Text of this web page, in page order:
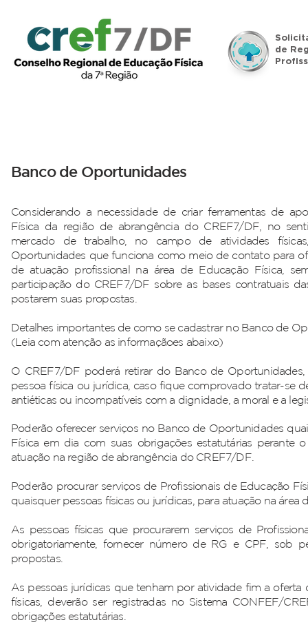
de
Banco de Oportunidades
Considerando a necessidade de criar ferramentas de
Física da região de abrangência do CREF7/DF, no
mercado de trabalho, no campo de atividades
Oportunidades que funciona como meio de contato para
de atuação profissional na área de Educação Física,
participação do CREF7/DF sobre as bases contratuais
postarem suas propostas.
Detalhes importantes de como se cadastrar no Banco de
(Leia com atenção as informaçãoes abaixo)
O CREF7/DF poderá retirar do Banco de
pessoa física ou jurídica, caso fique comprovado tratar-se
antiéticas ou incompatíveis com a dignidade, a moral e a
Poderão oferecer serviços no Banco de Oportunidades
Física em dia com suas obrigações estatutárias perante
atuação na região de abrangência do CREF7/DF.
Poderão procurar serviços de Profissionais de Educação
quaisquer pessoas físicas ou jurídicas, para atuação na
As pessoas físicas que procurarem serviços de
obrigatoriamente, fornecer número de RG e CPF, sob
propostas.
As pessoas jurídicas que tenham por atividade fim a oferta
físicas, deverão ser registradas no Sistema CONFEF/
obrigações estatutárias.